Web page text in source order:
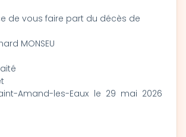
de vous faire part du décès de
MONSEU
Amand-les-Eaux le 29 mai 2026